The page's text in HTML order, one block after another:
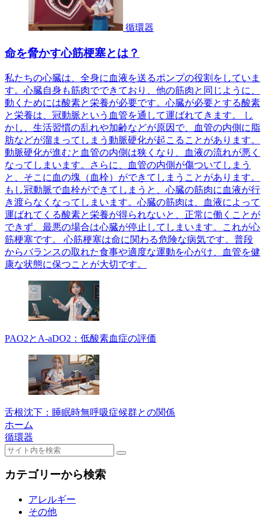
循環器
命を脅かす心筋梗塞とは？
私たちの心臓は、全身に血液を送るポンプの役割をしていま
す。心臓自身も筋肉でできており、他の筋肉と同じように、
動くためには酸素と栄養が必要です。心臓が必要とする酸素
と栄養は、冠動脈という血管を通して運ばれてきます。 し
かし、生活習慣の乱れや加齢などが原因で、血管の内側に脂
肪などが溜まってしまう動脈硬化が起こることがあります。
動脈硬化が進むと血管の内側は狭くなり、血液の流れが悪く
なってしまいます。さらに、血管の内側が傷ついてしまう
と、そこに血の塊（血栓）ができてしまうことがあります。
もし冠動脈で血栓ができてしまうと、心臓の筋肉に血液が行
き渡らなくなってしまいます。心臓の筋肉は、血液によって
運ばれてくる酸素と栄養が得られないと、正常に働くことが
できず、最悪の場合は心臓が停止してしまいます。これが心
筋梗塞です。 心筋梗塞は命に関わる危険な病気です。普段
からバランスの取れた食事や適度な運動を心がけ、血管を健
康な状態に保つことが大切です。
PAO2とA-aDO2：低酸素血症の評価
舌根沈下：睡眠時無呼吸症候群との関係
ホーム
循環器
カテゴリーから検索
アレルギー
その他